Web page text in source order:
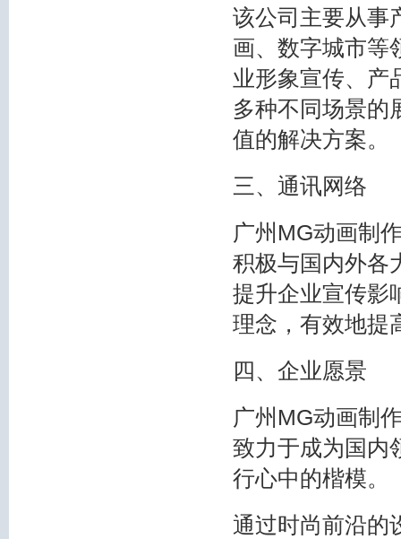
该公司主要从事
画、数字城市等
业形象宣传、产
多种不同场景的
值的解决方案。
三、通讯网络
广州MG动画制
积极与国内外各
提升企业宣传影
理念，有效地提
四、企业愿景
广州MG动画制
致力于成为国内
行心中的楷模。
通过时尚前沿的